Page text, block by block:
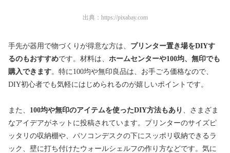
出典： https://pixabay.com
手先が器用で物づくりが得意な方は、 プリンター置き場をDIYす
るのもおすすめです。材料は、 ホームセンターや100均、無印でも
購入できます。特に100均や無印良品は、お手ごろ価格なので、
DIY初心者でも気軽にはじめられるのが嬉しいポイントです。
また、 100均や無印のアイテムを使ったDIY方法もあり
、さまざま
なアイデアがネットに投稿されています。プリンターのサイズピ
ッタリの収納棚や、パソコンデスクの下にスッポリ収納できるラ
ック、壁に打ち付けたウォールシェルフの作り方などです。気に